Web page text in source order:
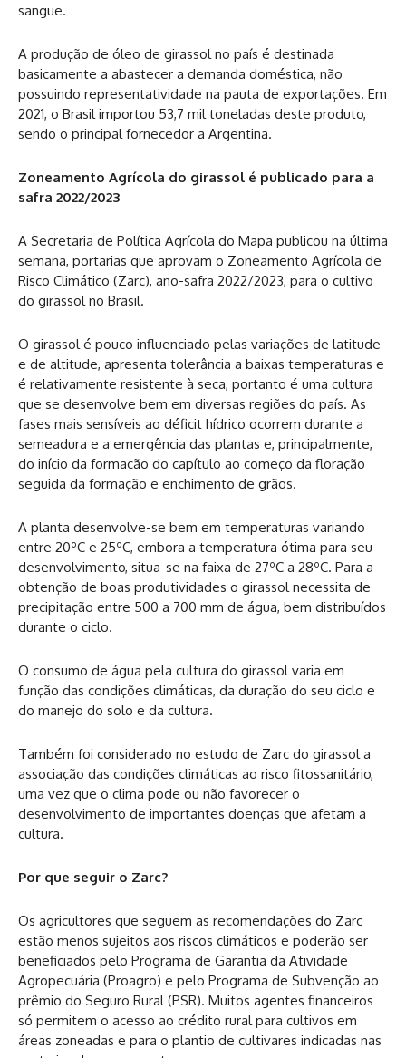
sangue.
A produção de óleo de girassol no país é destinada
basicamente a abastecer a demanda doméstica, não
possuindo representatividade na pauta de exportações. Em
2021, o Brasil importou 53,7 mil toneladas deste produto,
sendo o principal fornecedor a Argentina.
Zoneamento Agrícola do girassol é publicado para a
safra 2022/2023
A Secretaria de Política Agrícola do Mapa publicou na última
semana, portarias que aprovam o Zoneamento Agrícola de
Risco Climático (Zarc), ano-safra 2022/2023, para o cultivo
do girassol no Brasil.
O girassol é pouco influenciado pelas variações de latitude
e de altitude, apresenta tolerância a baixas temperaturas e
é relativamente resistente à seca, portanto é uma cultura
que se desenvolve bem em diversas regiões do país. As
fases mais sensíveis ao déficit hídrico ocorrem durante a
semeadura e a emergência das plantas e, principalmente,
do início da formação do capítulo ao começo da floração
seguida da formação e enchimento de grãos.
A planta desenvolve-se bem em temperaturas variando
entre 20ºC e 25ºC, embora a temperatura ótima para seu
desenvolvimento, situa-se na faixa de 27ºC a 28ºC. Para a
obtenção de boas produtividades o girassol necessita de
precipitação entre 500 a 700 mm de água, bem distribuídos
durante o ciclo.
O consumo de água pela cultura do girassol varia em
função das condições climáticas, da duração do seu ciclo e
do manejo do solo e da cultura.
Também foi considerado no estudo de Zarc do girassol a
associação das condições climáticas ao risco fitossanitário,
uma vez que o clima pode ou não favorecer o
desenvolvimento de importantes doenças que afetam a
cultura.
Por que seguir o Zarc?
Os agricultores que seguem as recomendações do Zarc
estão menos sujeitos aos riscos climáticos e poderão ser
beneficiados pelo Programa de Garantia da Atividade
Agropecuária (Proagro) e pelo Programa de Subvenção ao
prêmio do Seguro Rural (PSR). Muitos agentes financeiros
só permitem o acesso ao crédito rural para cultivos em
áreas zoneadas e para o plantio de cultivares indicadas nas